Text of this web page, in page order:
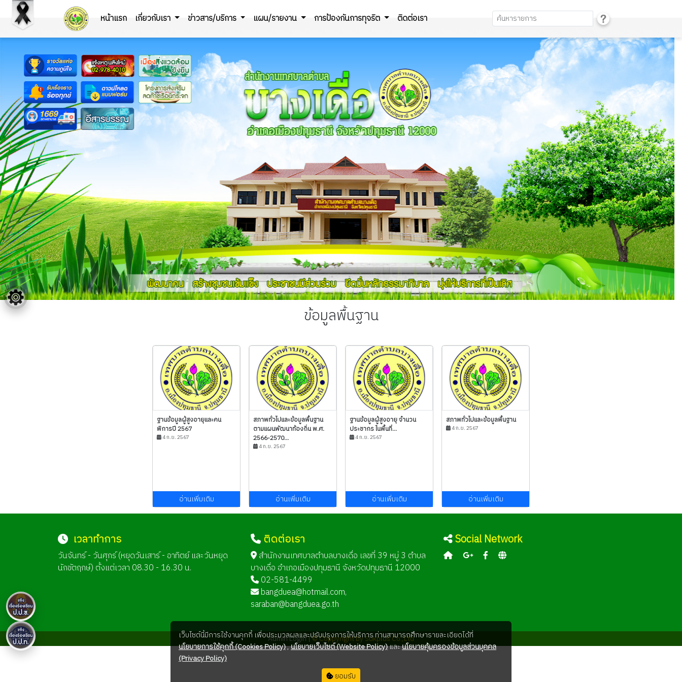
หน้าแรก เกี่ยวกับเรา ข่าวสาร/บริการ แผน/รายงาน การป้องกันการทุจริต ติดต่อเรา
ข้อมูลพื้นฐาน
ฐานข้อมูลผู้สูงอายุและคน
พิการปี 2567
4 ก.ย. 2567
อ่านเพิ่มเติม
สภาพทั่วไปและข้อมูลพื้นฐาน
ตามแผนพัฒนาท้องถิ่น พ.ศ.
2566-2570...
4 ก.ย. 2567
อ่านเพิ่มเติม
ฐานข้อมูลผู้สูงอายุ จำนวน
ประชากร ในพื้นที่...
4 ก.ย. 2567
อ่านเพิ่มเติม
สภาพทั่วไปและข้อมูลพื้นฐาน
4 ก.ย. 2567
อ่านเพิ่มเติม
เวลาทำการ
วันจันทร์ - วันศุกร์ (หยุดวันเสาร์ - อาทิตย์ และวันหยุด
นักขัตฤกษ์) ตั้งแต่เวลา 08.30 - 16.30 น.
ติดต่อเรา
สำนักงานเทศบาลตำบลบางเดื่อ เลขที่ 39 หมู่ 3 ตำบล
บางเดื่อ อำเภอเมืองปทุมธานี จังหวัดปทุมธานี 12000
02-581-4499
bangduea@hotmail.com,
saraban@bangduea.go.th
Social Network
Admin Login |© Coppyright by Sukplus Co.,Ltd
เว็บไซต์นี้มีการใช้งานคุกกี้ เพื่อประมวลผลและปรับปรุงการให้บริการ ท่านสามารถศึกษารายละเอียดได้ที่
นโยบายการใช้คุกกี้ (Cookies Policy),นโยบายเว็บไซต์ (Website Policy)และนโยบายคุ้มครองข้อมูลส่วนบุคคล
(Privacy Policy)
ยอมรับ